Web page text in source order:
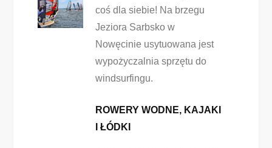
coś dla siebie! Na brzegu
Jeziora Sarbsko w
Nowęcinie usytuowana jest
wypożyczalnia sprzętu do
windsurfingu.
ROWERY WODNE, KAJAKI
I ŁÓDKI